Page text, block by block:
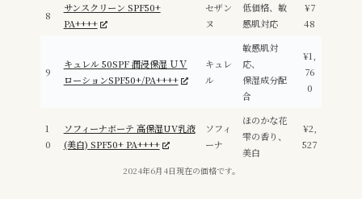
8
サンスクリーン SPF50+
PA++++
セザン
ヌ
低価格、敏
感肌対応
¥7
48
9
キュレル 50SPF 潤浸保湿 ＵＶ
ローションSPF50+/PA++++
キュレ
ル
敏感肌対
応、
保湿成分配
合
¥1,
76
0
1
0
ソフィーナボーテ 高保湿UV乳液
(美白) SPF50+ PA++++
ソフィ
ーナ
ほのかな花
雫の香り、
美白
¥2,
527
2024年6月4日現在の価格です。